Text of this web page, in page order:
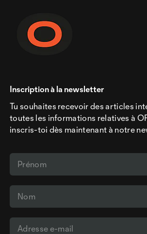
Inscription à la newsletter
Tu souhaites recevoir des articles
toutes les informations relatives à
inscris-toi dès maintenant à notre